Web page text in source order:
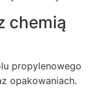
chemią
propylenowego
opakowaniach.